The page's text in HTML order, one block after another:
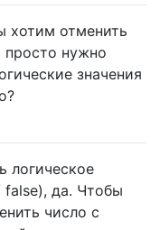
хотим отменить
просто нужно
значения
логическое
false), да. Чтобы
число с